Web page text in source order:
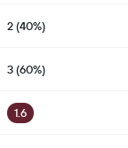
2 (40%)
3 (60%)
1.6